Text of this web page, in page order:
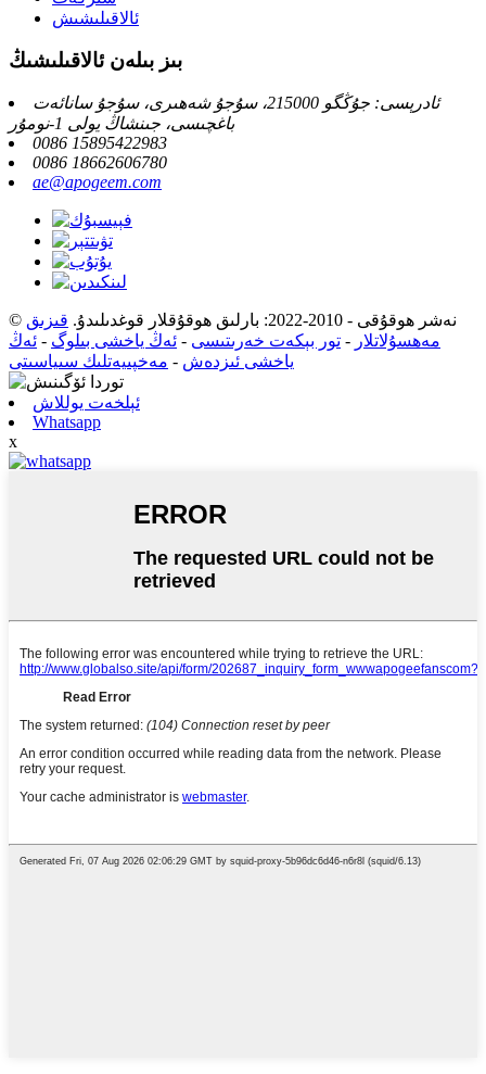
ئالاقىلىشىش
بىز بىلەن ئالاقىلىشىڭ
ئادرېسى: جۇڭگو 215000، سۇجۇ شەھىرى، سۇجۇ سانائەت
باغچىسى، جىنشاڭ يولى 1-نومۇر
0086 15895422983
0086 18662606780
ae@apogeem.com
© نەشر ھوقۇقى - 2010-2022: بارلىق ھوقۇقلار قوغدىلىدۇ.
قىزىق
مەھسۇلاتلار - تور بېكەت خەرىتىسى - ئەڭ ياخشى بىلوگ - ئەڭ
ياخشى ئىزدەش - مەخپىيەتلىك سىياسىتى
ئېلخەت يوللاش
Whatsapp
x